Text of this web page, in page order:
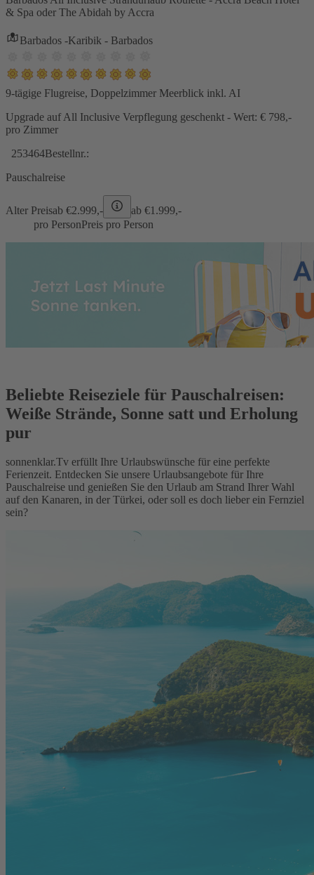
& Spa oder The Abidah by Accra
Barbados -Karibik - Barbados
9-tägige Flugreise, Doppelzimmer Meerblick inkl. AI
Upgrade auf All Inclusive Verpflegung geschenkt - Wert: € 798,-
pro Zimmer
253464Bestellnr.:
Pauschalreise
Alter Preisab €2.999,- ab €1.999,-
pro PersonPreis pro Person
Beliebte Reiseziele für Pauschalreisen:
Weiße Strände, Sonne satt und Erholung
pur
sonnenklar.Tv erfüllt Ihre Urlaubswünsche für eine perfekte
Ferienzeit. Entdecken Sie unsere Urlaubsangebote für Ihre
Pauschalreise und genießen Sie den Urlaub am Strand Ihrer Wahl
auf den Kanaren, in der Türkei, oder soll es doch lieber ein Fernziel
sein?